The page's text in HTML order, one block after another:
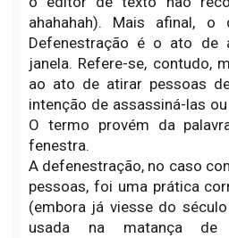
ahahahah). Mais afinal, o
Defenestração é o ato de
janela. Refere-se, contudo,
ao ato de atirar pessoas
intenção de assassiná-las
O termo provém da
fenestra.
A defenestração, no caso
pessoas, foi uma prática
(embora já viesse do
usada na matança de